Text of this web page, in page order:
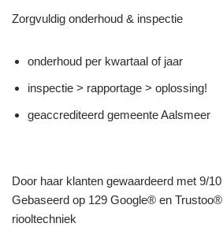
Zorgvuldig onderhoud & inspectie
onderhoud per kwartaal of jaar
inspectie > rapportage > oplossing!
geaccrediteerd gemeente Aalsmeer
Door haar klanten gewaardeerd met 9/
Gebaseerd op 129 Google® en
riooltechniek